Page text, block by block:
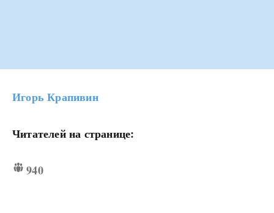
Игорь Крапивин
Читателей на странице:
940